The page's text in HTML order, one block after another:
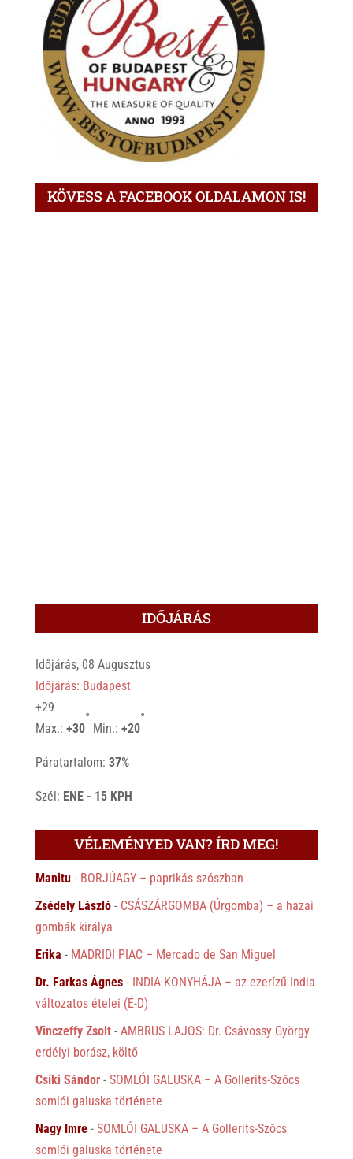
KÖVESS A FACEBOOK OLDALAMON IS!
IDŐJÁRÁS
Időjárás, 08 Augusztus
Időjárás: Budapest
+29
Max.: +30
°
Min.: +20
°
Páratartalom: 37%
Szél: ENE - 15 KPH
VÉLEMÉNYED VAN? ÍRD MEG!
Manitu- BORJÚAGY – paprikás szószban
Zsédely László- CSÁSZÁRGOMBA (Úrgomba) – a hazai
gombák királya
Erika - MADRIDI PIAC – Mercado de San Miguel
Dr. Farkas Ágnes- INDIA KONYHÁJA – az ezerízű India
változatos ételei (É-D)
Vinczeffy Zsolt- AMBRUS LAJOS: Dr. Csávossy György
erdélyi borász, költő
Csíki Sándor- SOMLÓI GALUSKA – A Gollerits-Szőcs
somlói galuska története
Nagy Imre- SOMLÓI GALUSKA – A Gollerits-Szőcs
somlói galuska története